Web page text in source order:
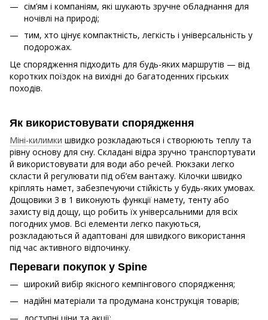
сім’ям і компаніям, які шукають зручне обладнання для
ночівлі на природі;
тим, хто цінує компактність, легкість і універсальність у
подорожах.
Це спорядження підходить для будь-яких маршрутів — від
коротких поїздок на вихідні до багатоденних гірських
походів.
Як використовувати спорядження
Міні-килимки швидко розкладаються і створюють теплу та
рівну основу для сну. Складані відра зручно транспортувати
й використовувати для води або речей. Рюкзаки легко
скласти й регулювати під об’єм вантажу. Кілочки швидко
кріплять намет, забезпечуючи стійкість у будь-яких умовах.
Дощовики 3 в 1 виконують функції намету, тенту або
захисту від дощу, що робить їх універсальними для всіх
погодних умов. Всі елементи легко пакуються,
розкладаються й адаптовані для швидкого використання
під час активного відпочинку.
Переваги покупок у Spine
широкий вибір якісного кемпінгового спорядження;
надійні матеріали та продумана конструкція товарів;